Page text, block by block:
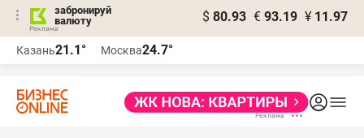
забронируй
валюту
$ 80.93 € 93.19 ¥ 11.97
Казань21.1° Москва24.7°